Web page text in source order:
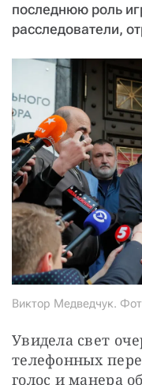
последнюю роль
расследователи,
Виктор Медведчук.
Увидела свет
телефонных
голос и манера